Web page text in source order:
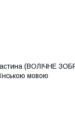
(ВОЛІЧНЕ
мовою